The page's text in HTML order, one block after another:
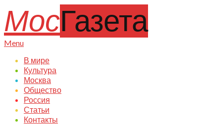
to
content
МосГазета
Primary
Menu
Menu
В мире
Культура
Москва
Общество
Россия
Статьи
Контакты